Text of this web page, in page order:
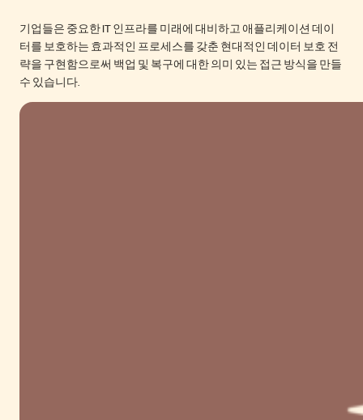
기업들은 중요한 IT 인프라를 미래에 대비하고 애플리케이션 데이
터를 보호하는 효과적인 프로세스를 갖춘 현대적인 데이터 보호 전
략을 구현함으로써 백업 및 복구에 대한 의미 있는 접근 방식을 만들
수 있습니다.